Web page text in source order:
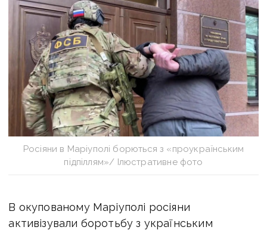
Росіяни в Маріуполі борються з «проукраїнським
підпіллям»/ Ілюстративне фото
В окупованому Маріуполі росіяни
активізували боротьбу з українським